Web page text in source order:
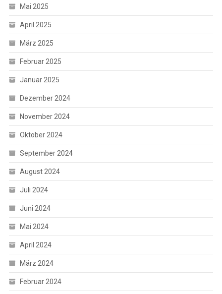
Mai 2025
April 2025
März 2025
Februar 2025
Januar 2025
Dezember 2024
November 2024
Oktober 2024
September 2024
August 2024
Juli 2024
Juni 2024
Mai 2024
April 2024
März 2024
Februar 2024